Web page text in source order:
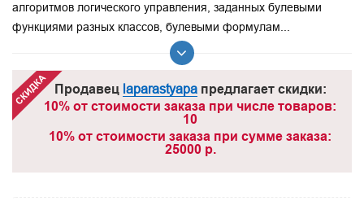
алгоритмов логического управления, заданных булевыми
функциями разных классов, булевыми формулам...
Продавец laparastyapaпредлагает скидки:
10% от стоимости заказа при числе товаров:
10
10% от стоимости заказа при сумме заказа:
25000 р.